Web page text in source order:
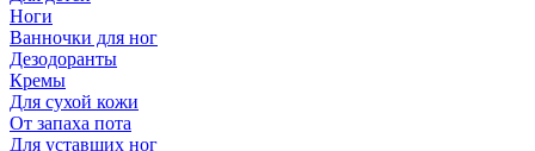
Ноги
Ванночки для ног
Дезодоранты
Кремы
Для сухой кожи
От запаха пота
Для уставших ног